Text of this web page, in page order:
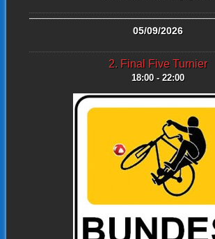
05/09/2026
2. Final Five Turnier
18:00 - 22:00